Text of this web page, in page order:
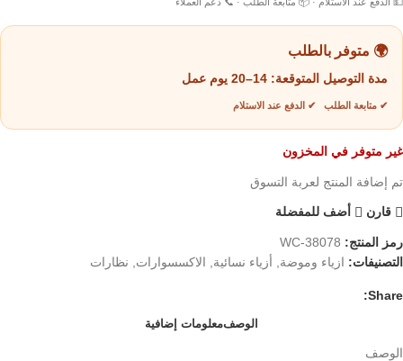
🌍 متوفر بالطلب
مدة التوصيل المتوقعة: 14–20 يوم عمل
✔ متابعة الطلب ✔ الدفع عند الاستلام
غير متوفر في المخزون
تم إضافة المنتج لعربة التسوق
قارن أضف للمفضلة
رمز المنتج: WC-38078
التصنيفات: ازياء وموضة أزياء نسائية الاكسسوارات نظارات
Share:
الوصفمعلومات إضافية
الوصف